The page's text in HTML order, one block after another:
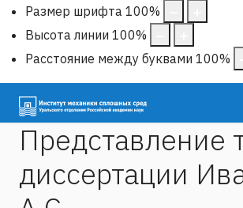
Размер шрифта 100%
Высота линии 100%
Расстояние между буквами 100%
Представление
диссертации